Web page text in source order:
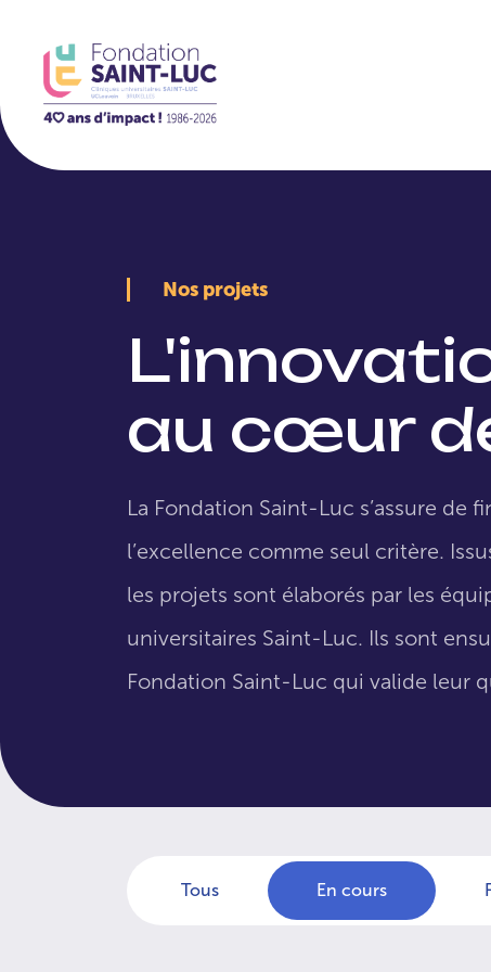
Nos projets
au cœur
La Fondation Saint-Luc s’assure de
l’excellence comme seul critère.
les projets sont élaborés par les
universitaires Saint-Luc. Ils sont
Fondation Saint-Luc qui valide leur
Tous En cours